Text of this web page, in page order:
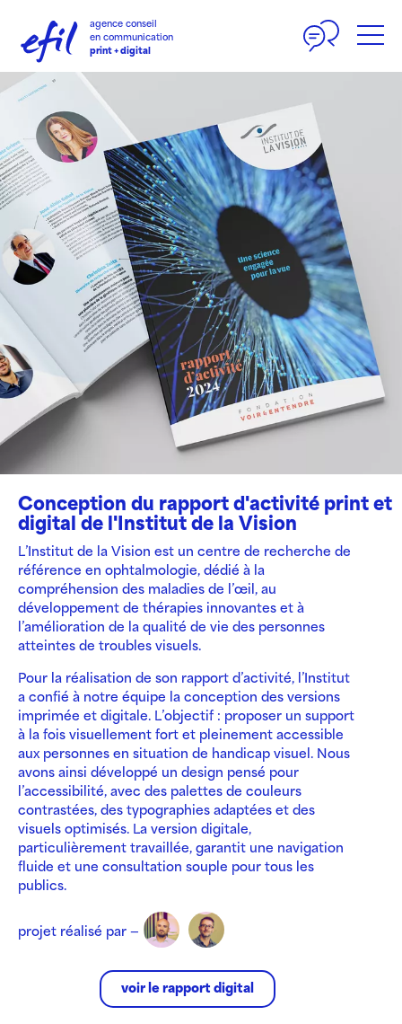
agence conseil
en communication
print + digital
Conception du rapport d'activité print et
digital de l'Institut de la Vision
L’Institut de la Vision est un centre de recherche de
référence en ophtalmologie, dédié à la
compréhension des maladies de l’œil, au
développement de thérapies innovantes et à
l’amélioration de la qualité de vie des personnes
atteintes de troubles visuels.
Pour la réalisation de son rapport d’activité, l’Institut
a confié à notre équipe la conception des versions
imprimée et digitale. L’objectif : proposer un support
à la fois visuellement fort et pleinement accessible
aux personnes en situation de handicap visuel. Nous
avons ainsi développé un design pensé pour
l’accessibilité, avec des palettes de couleurs
contrastées, des typographies adaptées et des
visuels optimisés. La version digitale,
particulièrement travaillée, garantit une navigation
fluide et une consultation souple pour tous les
publics.
projet réalisé par —
voir le rapport digital